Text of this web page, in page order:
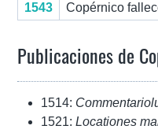
1543
Copérnico
Publicaciones de
1514:
1521:Locationes